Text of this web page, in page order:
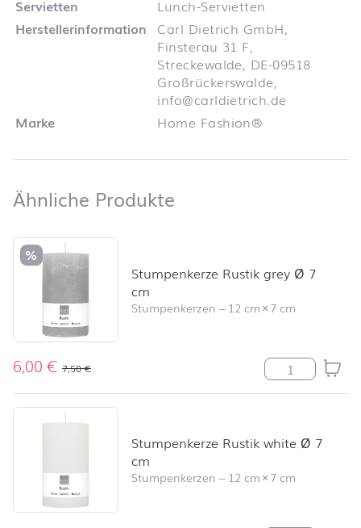
Servietten
Lunch-Servietten
Herstellerinformation
Carl Dietrich GmbH,
Finsterau 31 F,
Streckewalde, DE-09518
Großrückerswalde,
info@carldietrich.de
Marke
Home Fashion®
Ähnliche Produkte
Produktliste überspringen und zum Filter springen
%
Stumpenkerze Rustik grey Ø 7
cm
Stumpenkerzen – 12 cm×7 cm
6,00€ 7,50€ Stumpenkerze
Stumpenkerze Rustik white Ø 7
cm
Stumpenkerzen – 12 cm×7 cm